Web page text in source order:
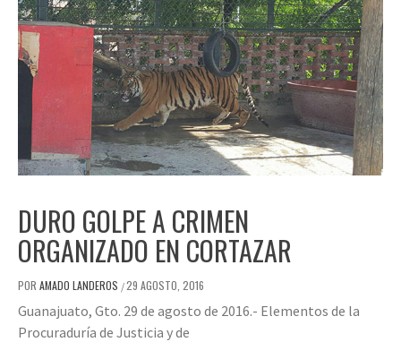
DURO GOLPE A CRIMEN
ORGANIZADO EN CORTAZAR
POR AMADO LANDEROS /29 AGOSTO, 2016
Guanajuato, Gto. 29 de agosto de 2016.- Elementos de la
Procuraduría de Justicia y de